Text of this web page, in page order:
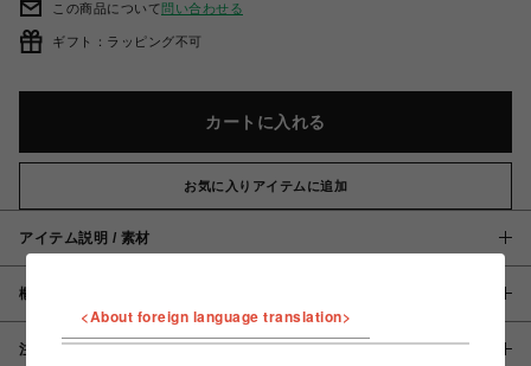
この商品について問い合わせる
ギフト：ラッピング不可
カートに入れる
お気に入りアイテムに追加
アイテム説明 / 素材
概要
注意事項
<About foreign language translation>